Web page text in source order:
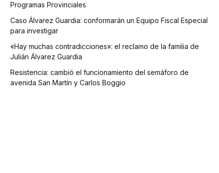
Programas Provinciales
Caso Álvarez Guardia: conformarán un Equipo Fiscal Especial
para investigar
«Hay muchas contradicciones»: el reclamo de la familia de
Julián Álvarez Guardia
Resistencia: cambió el funcionamiento del semáforo de
avenida San Martín y Carlos Boggio